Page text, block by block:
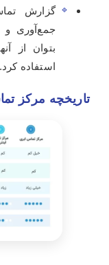
گزارش
جمع‌آوری و
بتوان از
استفاده کرد.
تاریخچه مرکز